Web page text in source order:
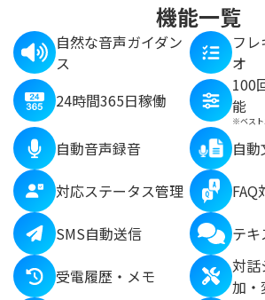
機能一覧
自然な音声ガイダン
ス
フ
オ
24時間365日稼働
100
能
※ベスト
自動音声録音
自
対応ステータス管理
FAQ
SMS自動送信
テ
受電履歴・メモ
対話
加・